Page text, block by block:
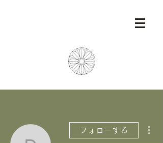
フォローする